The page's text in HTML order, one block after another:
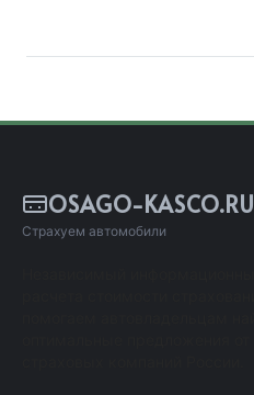
OSAGO-KASCO.RU
Страхуем автомобили